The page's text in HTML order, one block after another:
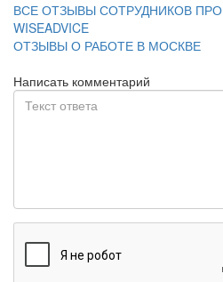
ВСЕ ОТЗЫВЫ СОТРУДНИКОВ ПРО
WISEADVICE
ОТЗЫВЫ О РАБОТЕ В МОСКВЕ
Написать комментарий